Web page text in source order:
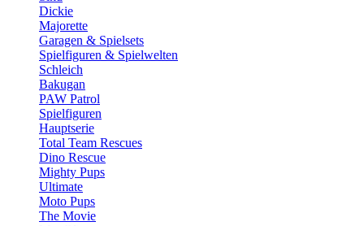
Dickie
Majorette
Garagen & Spielsets
Spielfiguren & Spielwelten
Schleich
Bakugan
PAW Patrol
Spielfiguren
Hauptserie
Total Team Rescues
Dino Rescue
Mighty Pups
Ultimate
Moto Pups
The Movie